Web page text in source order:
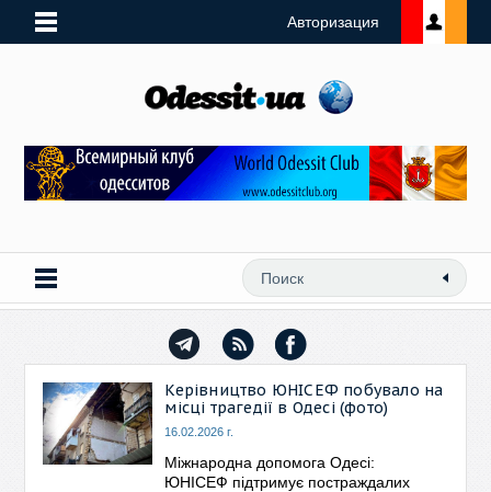
Авторизация
Керівництво ЮНІСЕФ побувало на
місці трагедії в Одесі (фото)
16.02.2026 г.
Міжнародна допомога Одесі:
ЮНІСЕФ підтримує постраждалих